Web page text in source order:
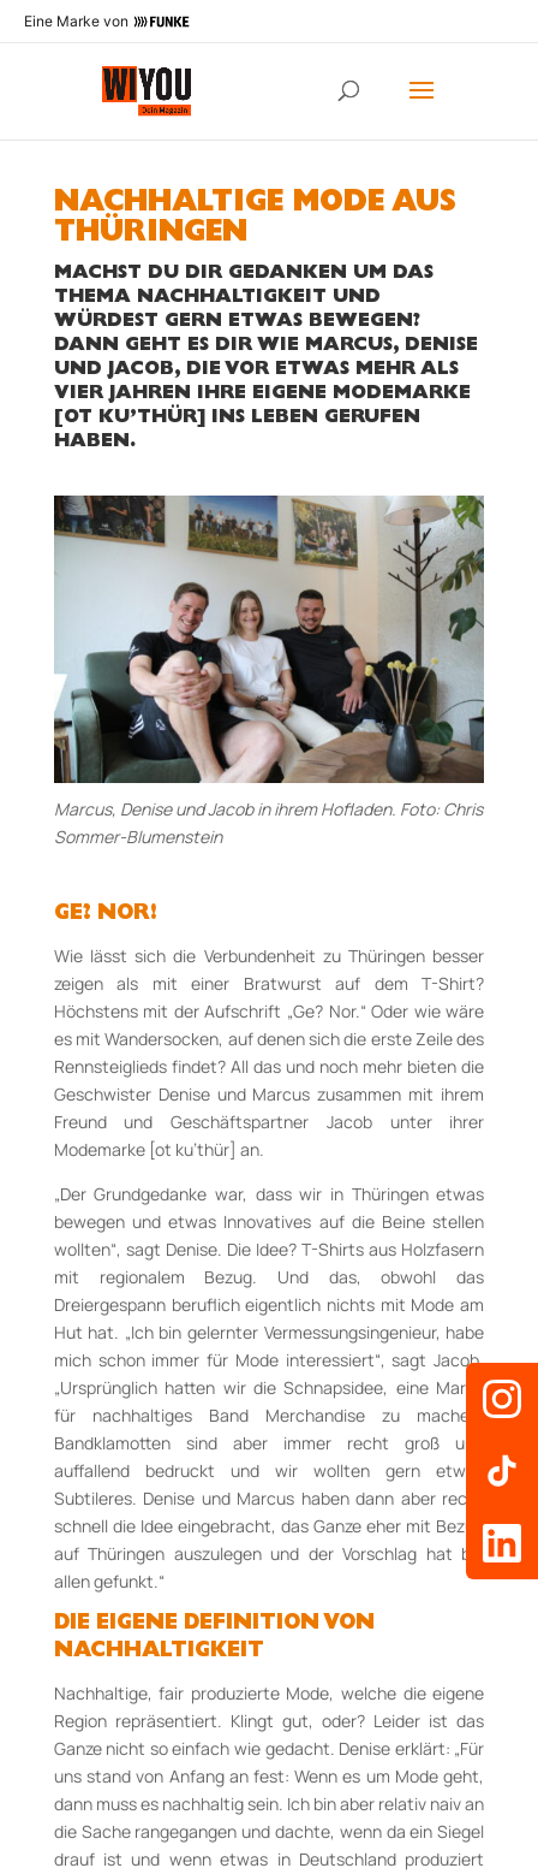
Eine Marke von
NACHHALTIGE MODE AUS
THÜRINGEN
MACHST DU DIR GEDANKEN UM DAS
THEMA NACHHALTIGKEIT UND
WÜRDEST GERN ETWAS BEWEGEN?
DANN GEHT ES DIR WIE MARCUS, DENISE
UND JACOB, DIE VOR ETWAS MEHR ALS
VIER JAHREN IHRE EIGENE MODEMARKE
[OT KU’THÜR] INS LEBEN GERUFEN
HABEN.
Marcus, Denise und Jacob in ihrem Hofladen. Foto: Chris
Sommer-Blumenstein
GE? NOR!
Wie lässt sich die Verbundenheit zu Thüringen besser
zeigen als mit einer Bratwurst auf dem T-Shirt?
Höchstens mit der Aufschrift „Ge? Nor.“ Oder wie wäre
es mit Wandersocken, auf denen sich die erste Zeile des
Rennsteiglieds findet? All das und noch mehr bieten die
Geschwister Denise und Marcus zusammen mit ihrem
Freund und Geschäftspartner Jacob unter ihrer
Modemarke [ot ku’thür] an.
„Der Grundgedanke war, dass wir in Thüringen etwas
bewegen und etwas Innovatives auf die Beine stellen
wollten“, sagt Denise. Die Idee? T-Shirts aus Holzfasern
mit regionalem Bezug. Und das, obwohl das
Dreiergespann beruflich eigentlich nichts mit Mode am
Hut hat. „Ich bin gelernter Vermessungsingenieur, habe
mich schon immer für Mode interessiert“, sagt Jacob.
„Ursprünglich hatten wir die Schnapsidee, eine Marke
für nachhaltiges Band Merchandise zu machen.
Bandklamotten sind aber immer recht groß und
auffallend bedruckt und wir wollten gern etwas
Subtileres. Denise und Marcus haben dann aber recht
schnell die Idee eingebracht, das Ganze eher mit Bezug
auf Thüringen auszulegen und der Vorschlag hat bei
allen gefunkt.“
DIE EIGENE DEFINITION VON
NACHHALTIGKEIT
Nachhaltige, fair produzierte Mode, welche die eigene
Region repräsentiert. Klingt gut, oder? Leider ist das
Ganze nicht so einfach wie gedacht. Denise erklärt: „Für
uns stand von Anfang an fest: Wenn es um Mode geht,
dann muss es nachhaltig sein. Ich bin aber relativ naiv an
die Sache rangegangen und dachte, wenn da ein Siegel
drauf ist und wenn etwas in Deutschland produziert